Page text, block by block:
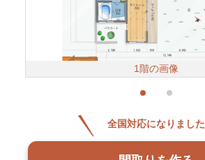
1階の画像
全国対応になりました